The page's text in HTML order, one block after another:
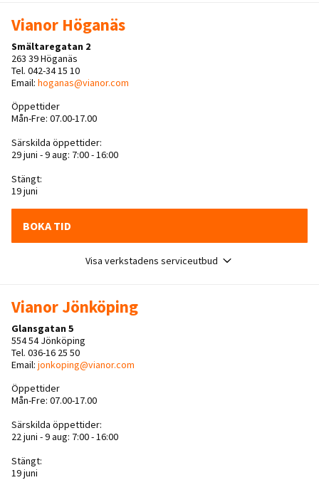
Vianor Höganäs
Smältaregatan 2
263 39 Höganäs
Tel. 042-34 15 10
Email: hoganas@vianor.com
Öppettider
Mån-Fre: 07.00-17.00
Särskilda öppettider:
29 juni - 9 aug: 7:00 - 16:00
Stängt:
19 juni
BOKA TID
Visa verkstadens serviceutbud
Vianor Jönköping
Glansgatan 5
554 54 Jönköping
Tel. 036-16 25 50
Email: jonkoping@vianor.com
Öppettider
Mån-Fre: 07.00-17.00
Särskilda öppettider:
22 juni - 9 aug: 7:00 - 16:00
Stängt:
19 juni